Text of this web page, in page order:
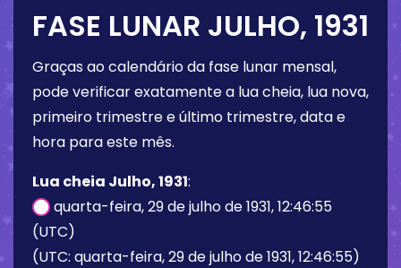
FASE LUNAR JULHO, 1931
Graças ao calendário da fase lunar mensal,
pode verificar exatamente a lua cheia, lua nova,
primeiro trimestre e último trimestre, data e
hora para este mês.
Lua cheia Julho, 1931:
quarta-feira, 29 de julho de 1931, 12:46:55
(UTC)
(UTC: quarta-feira, 29 de julho de 1931, 12:46:55)